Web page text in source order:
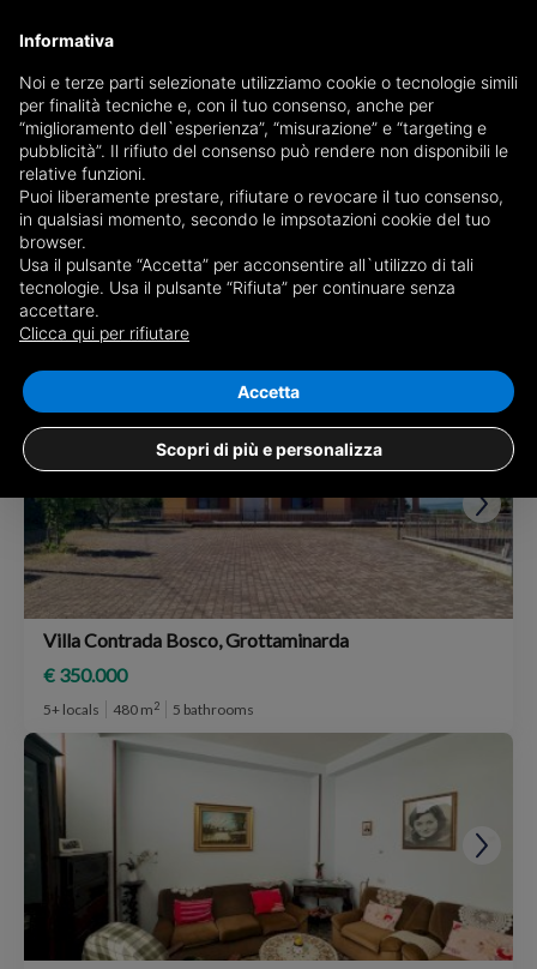
Receive a copy of the newspaper by mail
Choose newspaper
5 results for
Grottaminarda
Villa Contrada Bosco, Grottaminarda
€ 350.000
5+ locals 480 m2 5 bathrooms
Informativa
Noi e terze parti selezionate utilizziamo cookie o tecnologie simili
per finalità tecniche e, con il tuo consenso, anche per
“miglioramento dell`esperienza”, “misurazione” e “targeting e
pubblicità”. Il rifiuto del consenso può rendere non disponibili le
relative funzioni.
Puoi liberamente prestare, rifiutare o revocare il tuo consenso,
in qualsiasi momento, secondo le impsotazioni cookie del tuo
browser.
Usa il pulsante “Accetta” per acconsentire all`utilizzo di tali
tecnologie. Usa il pulsante “Rifiuta” per continuare senza
accettare.
Clicca qui per rifiutare
Scopri di più e personalizza
Accetta